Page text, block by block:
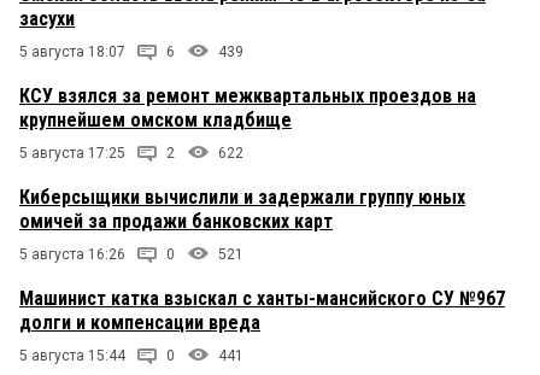
засухи
5 августа 18:07 6 439
КСУ взялся за ремонт межквартальных проездов на
крупнейшем омском кладбище
5 августа 17:25 2 622
Киберсыщики вычислили и задержали группу юных
омичей за продажи банковских карт
5 августа 16:26 0 521
Машинист катка взыскал с ханты-мансийского СУ №967
долги и компенсации вреда
5 августа 15:44 0 441